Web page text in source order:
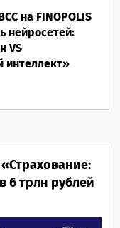
на FINOPOLIS
нейросетей:
VS
интеллект»
6 трлн рублей